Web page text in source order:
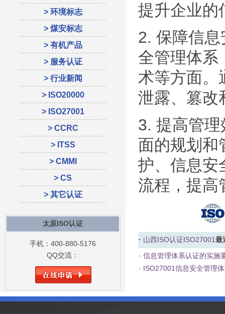
> 环境标志
> 煤安标志
> 有机产品
> 服务认证
> 行业新闻
> ISO20000
> ISO27001
> CCRC
> ITSS
> CMMI
> CS
> 其它认证
太原ISO认证
手机：400-880-5176
QQ交流：
提升企业的
2. 保障信
全管理体系
术等方面。
泄露、篡改
3. 提高管
面的规划和
护、信息安
流程，提高
· 山西ISO认证ISO27001最
· 信息管理体系认证的实施
· ISO27001信息安全管理